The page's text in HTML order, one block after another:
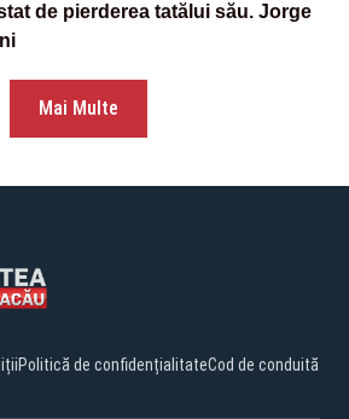
de pierderea tatălui său. Jorge
Mai Multe
Politică de confidențialitateCod de conduită